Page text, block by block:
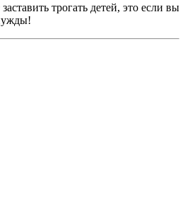
трогать детей, это если вы